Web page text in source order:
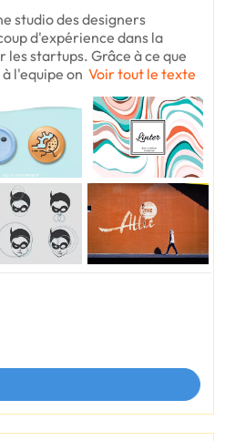
studio des designers
d'expérience dans la
les startups. Grâce à ce que
l'equipe on Voir tout le texte